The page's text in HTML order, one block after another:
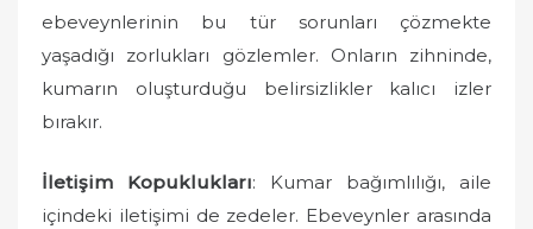
ebeveynlerinin bu tür sorunları çözmekte
yaşadığı zorlukları gözlemler. Onların zihninde,
kumarın oluşturduğu belirsizlikler kalıcı izler
bırakır.
İletişim Kopuklukları: Kumar bağımlılığı, aile
içindeki iletişimi de zedeler. Ebeveynler arasında